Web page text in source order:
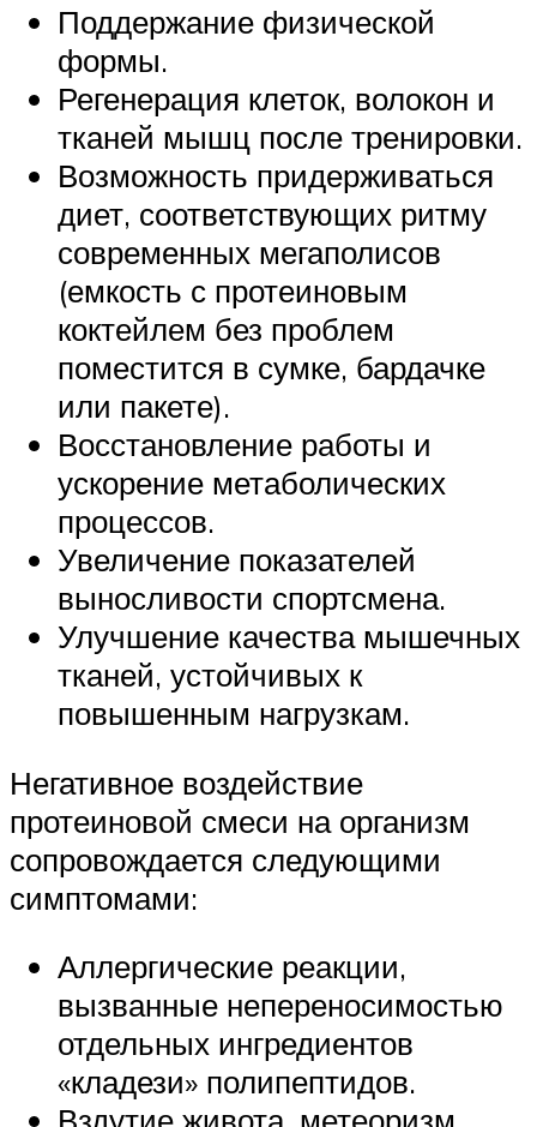
Поддержание физической
формы.
Регенерация клеток, волокон и
тканей мышц после тренировки.
Возможность придерживаться
диет, соответствующих ритму
современных мегаполисов
(емкость с протеиновым
коктейлем без проблем
поместится в сумке, бардачке
или пакете).
Восстановление работы и
ускорение метаболических
процессов.
Увеличение показателей
выносливости спортсмена.
Улучшение качества мышечных
тканей, устойчивых к
повышенным нагрузкам.
Негативное воздействие
протеиновой смеси на организм
сопровождается следующими
симптомами:
Аллергические реакции,
вызванные непереносимостью
отдельных ингредиентов
«кладези» полипептидов.